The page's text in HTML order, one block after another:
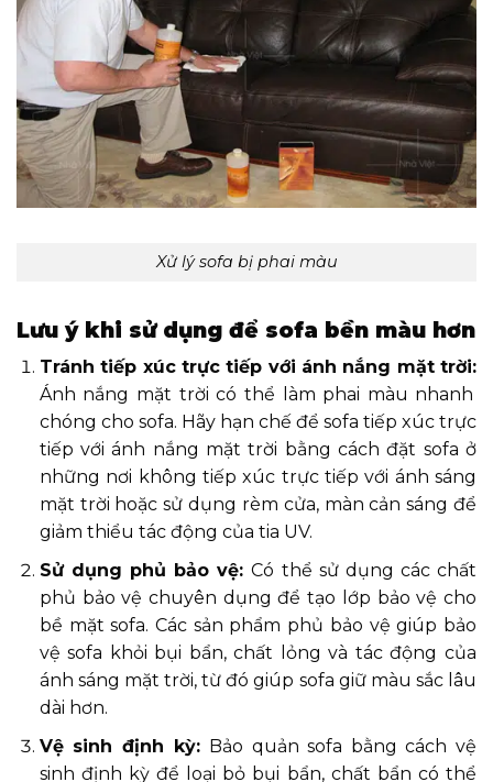
Xử lý sofa bị phai màu
Lưu ý khi sử dụng để sofa bền màu hơn
Tránh tiếp xúc trực tiếp với ánh nắng mặt trời:
Ánh nắng mặt trời có thể làm phai màu nhanh
chóng cho sofa. Hãy hạn chế để sofa tiếp xúc trực
tiếp với ánh nắng mặt trời bằng cách đặt sofa ở
những nơi không tiếp xúc trực tiếp với ánh sáng
mặt trời hoặc sử dụng rèm cửa, màn cản sáng để
giảm thiểu tác động của tia UV.
Sử dụng phủ bảo vệ:Có thể sử dụng các chất
phủ bảo vệ chuyên dụng để tạo lớp bảo vệ cho
bề mặt sofa. Các sản phẩm phủ bảo vệ giúp bảo
vệ sofa khỏi bụi bẩn, chất lỏng và tác động của
ánh sáng mặt trời, từ đó giúp sofa giữ màu sắc lâu
dài hơn.
Vệ sinh định kỳ: Bảo quản sofa bằng cách vệ
sinh định kỳ để loại bỏ bụi bẩn, chất bẩn có thể